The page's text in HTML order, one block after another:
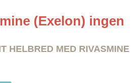
(Exelon) ingen
HELBRED MED RIVASMINE